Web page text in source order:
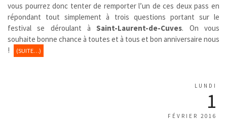
vous pourrez donc tenter de remporter l’un de ces deux pass en
répondant tout simplement à trois questions portant sur le
festival se déroulant àSaint-Laurent-de-Cuves. On vous
souhaite bonne chance à toutes et à tous et bon anniversaire nous
!
(SUITE…)
LUNDI
1
FÉVRIER 2016